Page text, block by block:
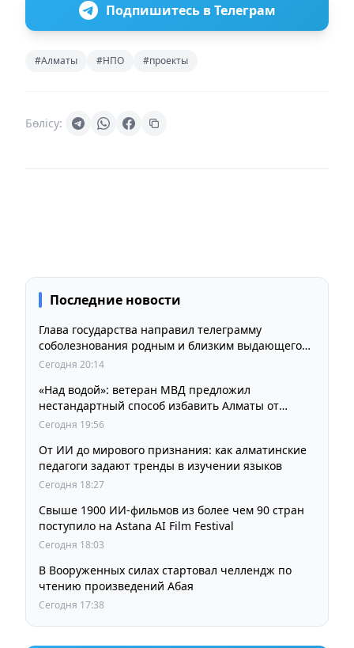
Подпишитесь в Телеграм
#Алматы #НПО #проекты
Бөлісу:
Последние новости
Глава государства направил телеграмму
соболезнования родным и близким выдающегося
кинорежиссера Ардака Амиркулова
Сегодня 20:14
«Над водой»: ветеран МВД предложил
нестандартный способ избавить Алматы от
пробок и смога
Сегодня 19:56
От ИИ до мирового признания: как алматинские
педагоги задают тренды в изучении языков
Сегодня 18:27
Свыше 1900 ИИ-фильмов из более чем 90 стран
поступило на Astana AI Film Festival
Сегодня 18:03
В Вооруженных силах стартовал челлендж по
чтению произведений Абая
Сегодня 17:38